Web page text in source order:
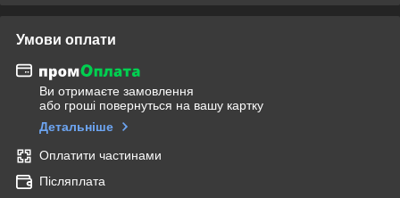
Умови оплати
Ви отримаєте замовлення
або гроші повернуться на вашу картку
Детальніше
Оплатити частинами
Післяплата